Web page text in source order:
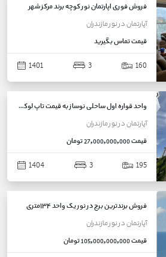
فروش فوری اپارتمان نور کوچه برند مرکز شهر
آپارتماندرنورمازندران
قیمتتماس بگیرید
160
3
1401
واحد قواره اول ساحلی نوساز به قیمت تاپ لوکیشن
آپارتماندرنورمازندران
قیمت27,000,000,000 تومان
195
3
1404
فروش برندترین برج در نور یک واحد ۱۳۴متری
آپارتماندرنورمازندران
قیمت105,000,000,000 تومان